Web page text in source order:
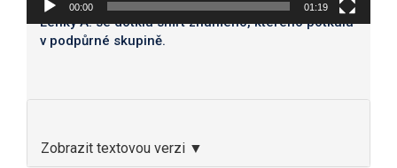
00:00 01:19
Lenky A. se dotkla smrt známého, kterého potkala
v podpůrné skupině.
Zobrazit textovou verzi ▼